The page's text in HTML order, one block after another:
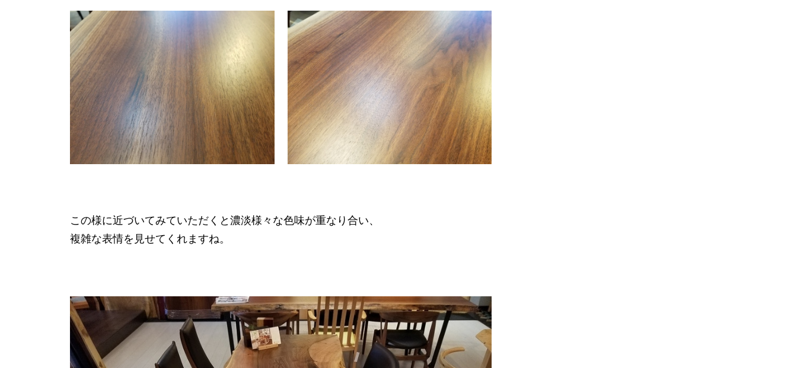
この様に近づいてみていただくと濃淡様々な色味が重なり合い、
複雑な表情を見せてくれますね。